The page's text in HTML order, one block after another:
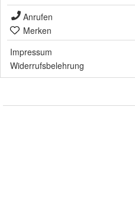
Anrufen
Merken
Impressum
Widerrufsbelehrung